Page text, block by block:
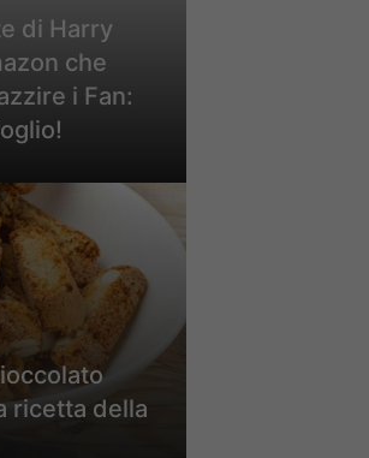
di Harry
che
i Fan:
ricetta della